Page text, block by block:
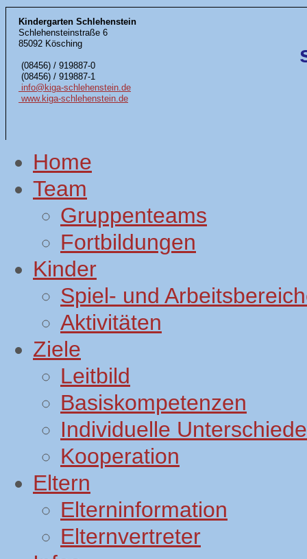
Kindergarten Schlehenstein
Schlehensteinstraße 6
85092 Kösching
(08456) / 919887-0
(08456) / 919887-1
info@kiga-schlehenstein.de
www.kiga-schlehenstein.de
Home
Team
Gruppenteams
Fortbildungen
Kinder
Spiel- und
Aktivitäten
Ziele
Leitbild
Basiskompetenzen
Individuelle Unterschiede
Kooperation
Eltern
Elterninformation
Elternvertreter